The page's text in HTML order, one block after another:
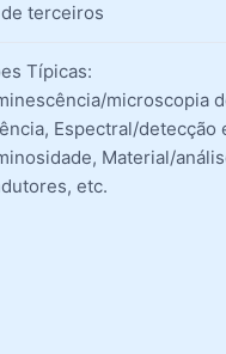
terceiros
Típicas:
microscopia
Espectral/detecção
Material/
etc.